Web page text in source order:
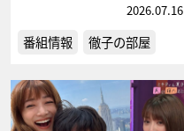
2026.07.16
番組情報 徹子の部屋